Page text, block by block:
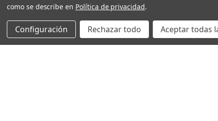
como se describe en Política de privacidad.
Configuración Rechazar todo Aceptar todas